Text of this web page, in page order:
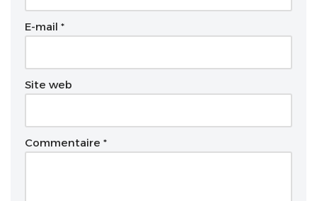
E-mail *
Site web
Commentaire *
a
t
: